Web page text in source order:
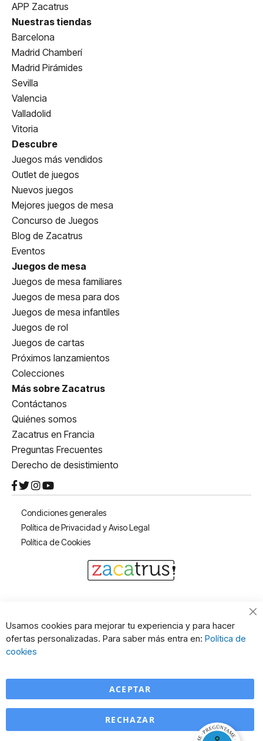
APP Zacatrus
Nuestras tiendas
Barcelona
Madrid Chamberí
Madrid Pirámides
Sevilla
Valencia
Valladolid
Vitoria
Descubre
Juegos más vendidos
Outlet de juegos
Nuevos juegos
Mejores juegos de mesa
Concurso de Juegos
Blog de Zacatrus
Eventos
Juegos de mesa
Juegos de mesa familiares
Juegos de mesa para dos
Juegos de mesa infantiles
Juegos de rol
Juegos de cartas
Próximos lanzamientos
Colecciones
Más sobre Zacatrus
Contáctanos
Quiénes somos
Zacatrus en Francia
Preguntas Frecuentes
Derecho de desistimiento
Condiciones generales
Política de Privacidad y Aviso Legal
Política de Cookies
Usamos cookies para mejorar tu experiencia y para hacer
ofertas personalizadas. Para saber más entra en: Política de
cookies
ACEPTAR
RECHAZAR